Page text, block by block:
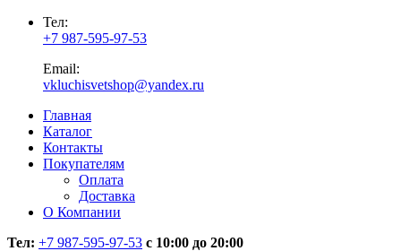
Тел:
+7 987-595-97-53
Email:
vkluchisvetshop@yandex.ru
Главная
Каталог
Контакты
Покупателям
Оплата
Доставка
О Компании
Тел: +7 987-595-97-53 с 10:00 до 20:00